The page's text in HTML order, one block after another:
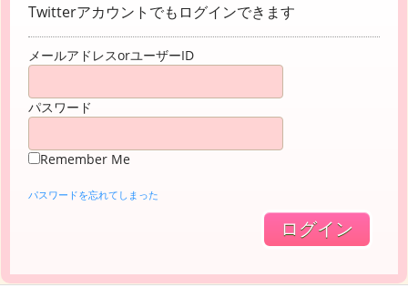
Twitterアカウントでもログインできます
メールアドレスorユーザーID
パスワード
Remember Me
パスワードを忘れてしまった